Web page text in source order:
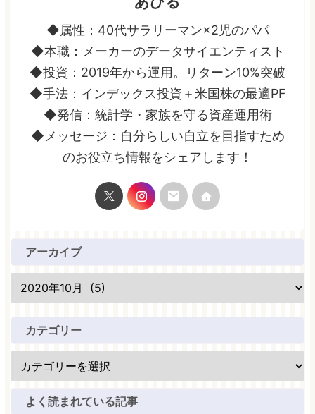
◆属性：40代サラリーマン×2児のパパ
◆本職：メーカーのデータサイエンティスト
◆投資：2019年から運用。リターン10%突破
◆手法：インデックス投資＋米国株の最適PF
◆発信：統計学・家族を守る資産運用術
◆メッセージ：自分らしい自立を目指すため
のお役立ち情報をシェアします！
アーカイブ
カテゴリー
よく読まれている記事